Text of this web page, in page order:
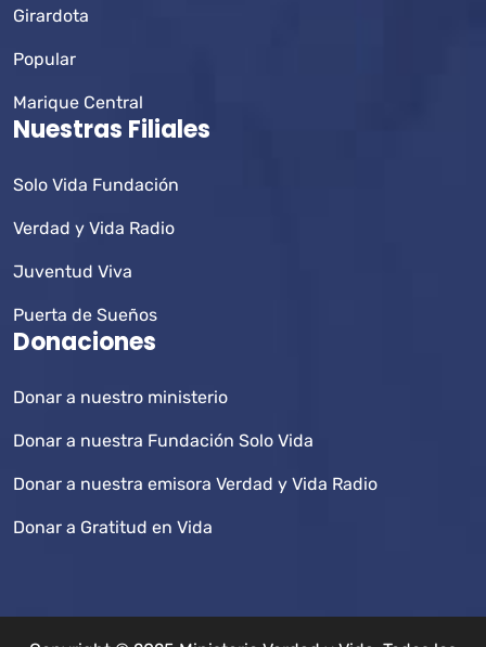
Girardota
Popular
Marique Central
Nuestras Filiales
Solo Vida Fundación
Verdad y Vida Radio
Juventud Viva
Puerta de Sueños
Donaciones
Donar a nuestro ministerio
Donar a nuestra Fundación Solo Vida
Donar a nuestra emisora Verdad y Vida Radio
Donar a Gratitud en Vida